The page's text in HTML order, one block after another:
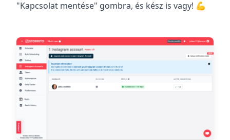
"Kapcsolat mentése" gombra, és kész is vagy! 💪